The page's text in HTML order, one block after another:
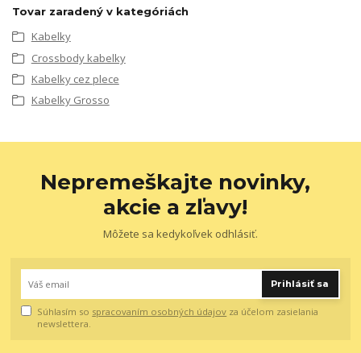
Tovar zaradený v kategóriách
Kabelky
Crossbody kabelky
Kabelky cez plece
Kabelky Grosso
Nepremeškajte novinky,
akcie a zľavy!
Môžete sa kedykoľvek odhlásiť.
Prihlásiť sa
Súhlasím so spracovaním osobných údajov za účelom zasielania
newslettera.